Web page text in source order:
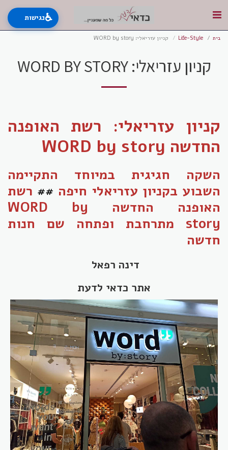
בית Life-Style קניון עזריאלי: WORD by story
קניון עזריאלי: WORD BY STORY
קניון עזריאלי: רשת האופנה
החדשה WORD by story
השקה חגיגית במיוחד התקיימה
השבוע בקניון עזריאלי חיפה ## רשת
האופנה החדשה WORD by
story מתרחבת ופתחה שם חנות
חדשה
דינה רפאל
אתר כדאי לדעת
♿נגישות